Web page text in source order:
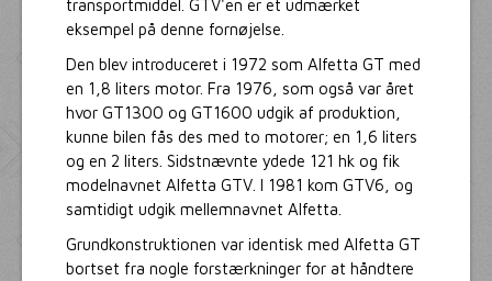
transportmiddel. GTV'en er et udmærket
eksempel på denne fornøjelse.
Den blev introduceret i 1972 som Alfetta GT med
en 1,8 liters motor. Fra 1976, som også var året
hvor GT1300 og GT1600 udgik af produktion,
kunne bilen fås des med to motorer; en 1,6 liters
og en 2 liters. Sidstnævnte ydede 121 hk og fik
modelnavnet Alfetta GTV. I 1981 kom GTV6, og
samtidigt udgik mellemnavnet Alfetta.
Grundkonstruktionen var identisk med Alfetta GT
bortset fra nogle forstærkninger for at håndtere